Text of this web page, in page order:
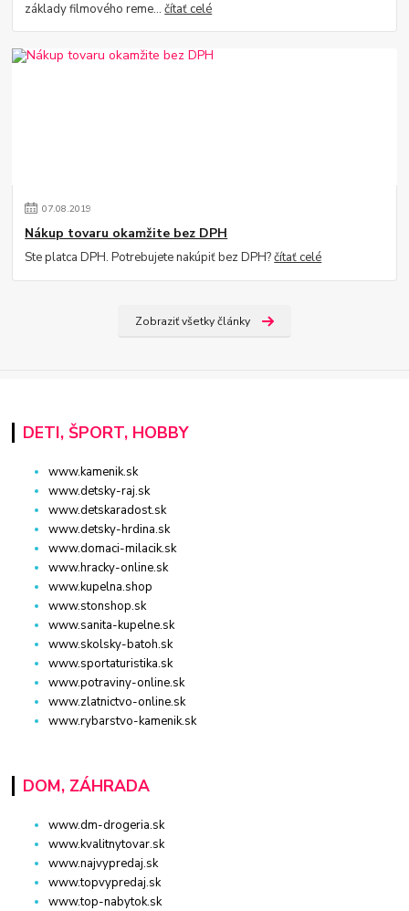
základy filmového reme...čítať celé
07.08.2019
Nákup tovaru okamžite bez DPH
Ste platca DPH. Potrebujete nakúpiť bez DPH?čítať celé
Zobraziť všetky články
DETI, ŠPORT, HOBBY
www.kamenik.sk
www.detsky-raj.sk
www.detskaradost.sk
www.detsky-hrdina.sk
www.domaci-milacik.sk
www.hracky-online.sk
www.kupelna.shop
www.stonshop.sk
www.sanita-kupelne.sk
www.skolsky-batoh.sk
www.sportaturistika.sk
www.potraviny-online.sk
www.zlatnictvo-online.sk
www.rybarstvo-kamenik.sk
DOM, ZÁHRADA
www.dm-drogeria.sk
www.kvalitnytovar.sk
www.najvypredaj.sk
www.topvypredaj.sk
www.top-nabytok.sk